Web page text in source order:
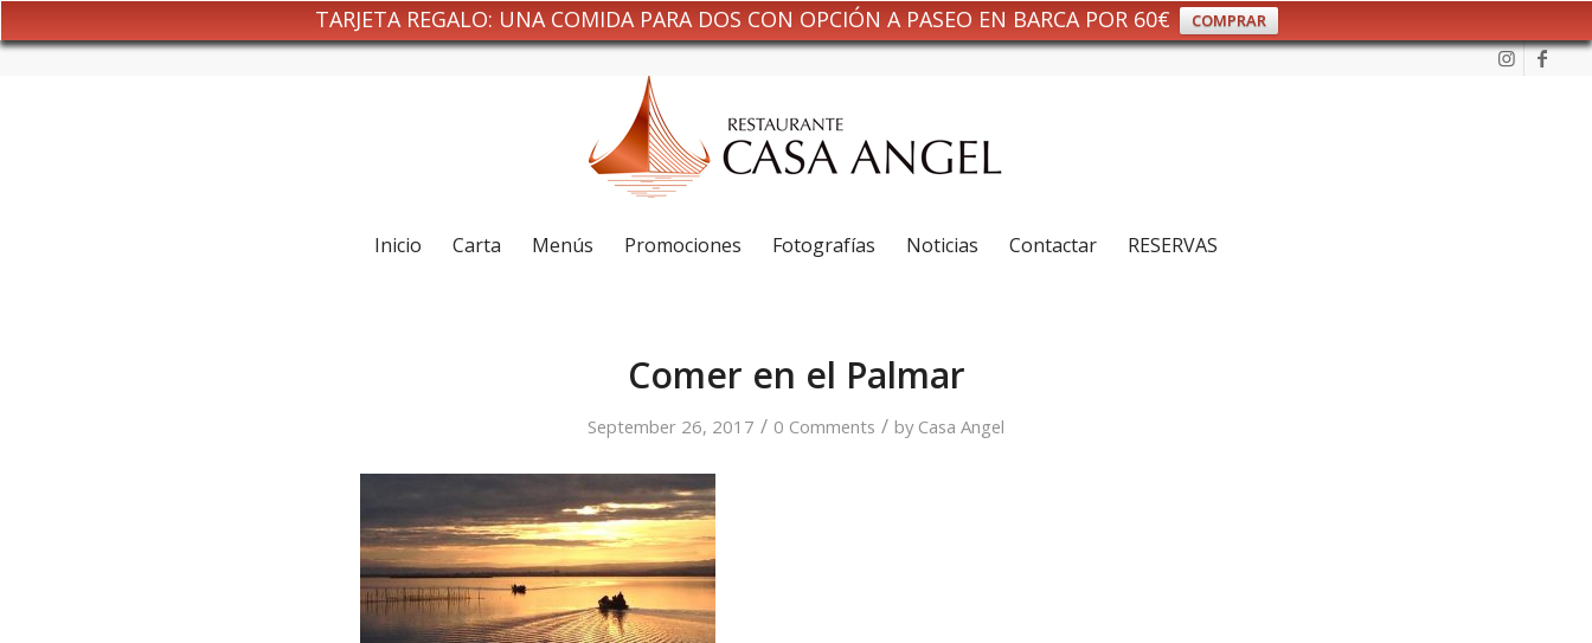
TARJETA REGALO: UNA COMIDA PARA DOS CON OPCIÓN A PASEO EN BARCA POR 60€ COMPRAR
Inicio Carta Menús Promociones Fotografías Noticias Contactar RESERVAS
Comer en el Palmar
September 26, 2017 / 0 Comments / by Casa Angel